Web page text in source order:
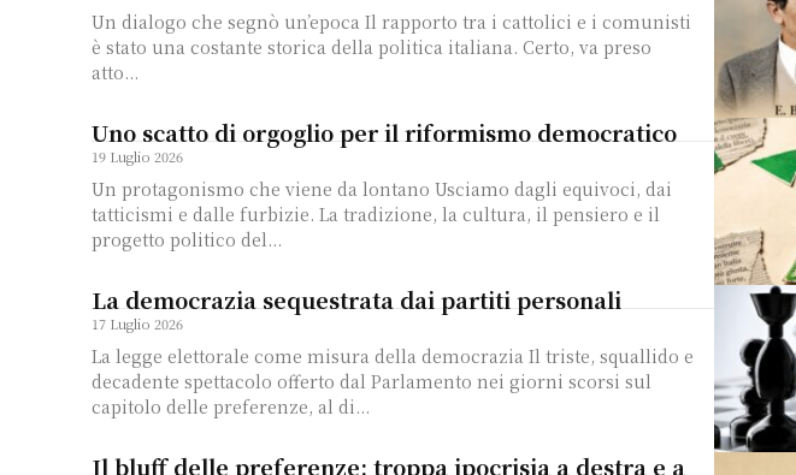
Un dialogo che segnò un’epoca Il rapporto tra i cattolici e i comunisti
è stato una costante storica della politica italiana. Certo, va preso
atto...
Uno scatto di orgoglio per il riformismo democratico
19 Luglio 2026
Un protagonismo che viene da lontano Usciamo dagli equivoci, dai
tatticismi e dalle furbizie. La tradizione, la cultura, il pensiero e il
progetto politico del...
La democrazia sequestrata dai partiti personali
17 Luglio 2026
La legge elettorale come misura della democrazia Il triste, squallido e
decadente spettacolo offerto dal Parlamento nei giorni scorsi sul
capitolo delle preferenze, al di...
Il bluff delle preferenze: troppa ipocrisia a destra e a